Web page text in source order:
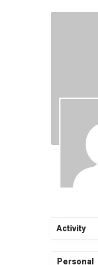
Activity
Personal